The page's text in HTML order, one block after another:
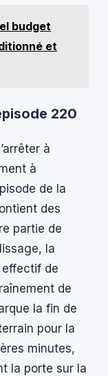
budget
et
220
à
à
de la
des
partie de
la
de
de
la fin de
pour la
minutes,
la porte sur la